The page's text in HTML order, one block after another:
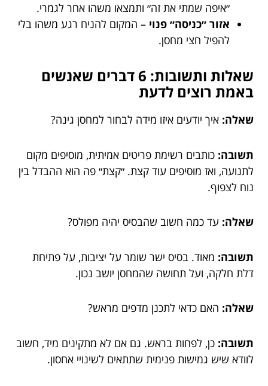
״איפה שמתי את זה״ ותמצאו משהו אחר לגמרי.
אזור ״כניסה״ פנוי – המקום להניח רגע משהו בלי
להפיל חצי מחסן.
שאלות ותשובות: 6 דברים שאנשים
באמת רוצים לדעת
שאלה: איך יודעים איזו מידה לבחור למחסן גינה?
תשובה: כותבים רשימת פריטים אמיתית, מוסיפים מקום
לתנועה, ואז מוסיפים עוד קצת. ״קצת״ פה הוא ההבדל בין
נוח לצפוף.
שאלה: עד כמה חשוב שהבסיס יהיה מפולס?
תשובה: מאוד. בסיס ישר שומר על יציבות, על פתיחת
דלת חלקה, ועל תחושה שהמחסן יושב נכון.
שאלה: האם כדאי לתכנן מדפים מראש?
תשובה: כן, לפחות בראש. גם אם לא מתקינים מיד, חשוב
לוודא שיש גמישות פנימית שתתאים לשינויי אחסון.